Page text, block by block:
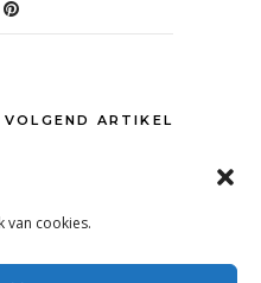
van cookies.
VOLGEND ARTIKEL